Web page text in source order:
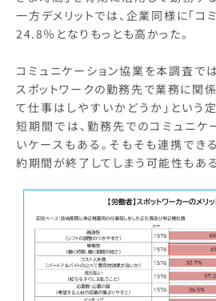
一方デメリットでは、企業同様に「コ
24.8％となりもっとも高かった。
コミュニケーション協業を本調査では
スポットワークの勤務先で業務に関
て仕事はしやすいかどうか」という
短期間では、勤務先でのコミュニケ
いケースもある。そもそも連携でき
約期間が終了してしまう可能性もある